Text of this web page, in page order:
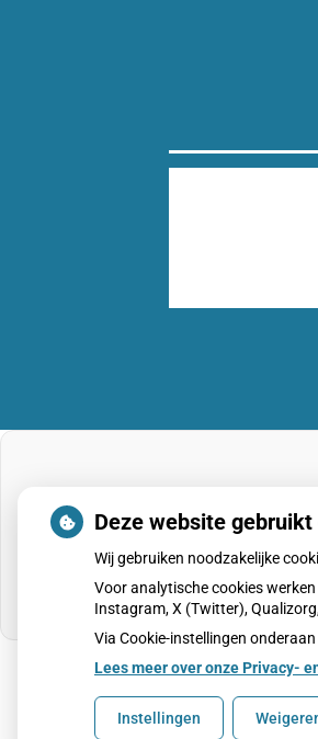
Uw Zorg Online|
Deze website
Wij gebruiken noodzakelijke
Voor analytische cookies
Instagram, X (Twitter),
Via Cookie-instellingen
Lees meer over onze Privacy-
Instellingen